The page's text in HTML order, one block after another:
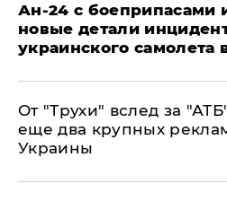
Ан-24 с боеприпасами
новые детали
украинского самолета
От "Трухи" вслед за
еще два крупных
Украины